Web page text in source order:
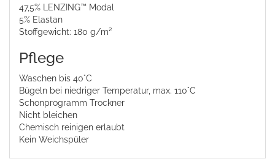
47,5% LENZING™ Modal
5% Elastan
Stoffgewicht: 180 g/m²
Pflege
Waschen bis 40°C
Bügeln bei niedriger Temperatur, max. 110°C
Schonprogramm Trockner
Nicht bleichen
Chemisch reinigen erlaubt
Kein Weichspüler